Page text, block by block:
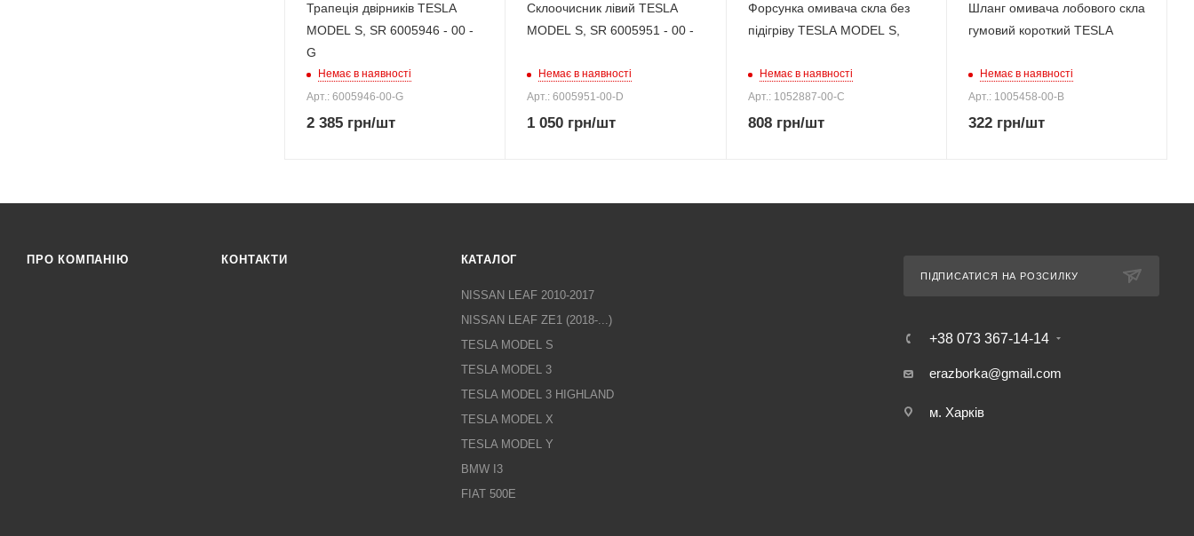
Трапеція двірників TESLA
MODEL S, SR 6005946 - 00 -
G
Немає в наявності
Арт.: 6005946-00-G
2 385 грн/шт
Склоочисник лівий TESLA
MODEL S, SR 6005951 - 00 -
Немає в наявності
Арт.: 6005951-00-D
1 050 грн/шт
Форсунка омивача скла без
підігріву TESLA MODEL S,
Немає в наявності
Арт.: 1052887-00-C
808грн/шт
Шланг омивача лобового скла
гумовий короткий TESLA
Немає в наявності
Арт.: 1005458-00-B
322грн/шт
ПРО КОМПАНІЮ КОНТАКТИ КАТАЛОГ
NISSAN LEAF 2010-2017
NISSAN LEAF ZE1 (2018-...)
TESLA MODEL S
TESLA MODEL 3
TESLA MODEL 3 HIGHLAND
TESLA MODEL X
TESLA MODEL Y
BMW I3
FIAT 500E
ПІДПИСАТИСЯ НА РОЗСИЛКУ
+38 073 367-14-14
erazborka@gmail.com
м. Харків